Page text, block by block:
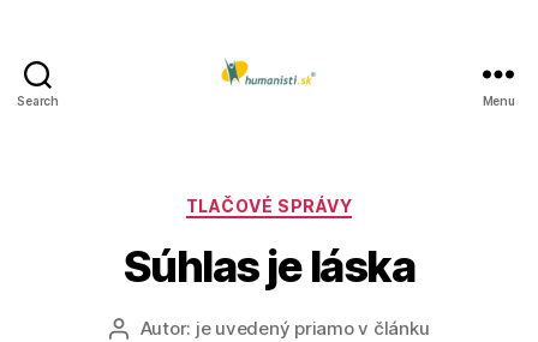
Search Menu
Kategórie
TLAČOVÉ SPRÁVY
Súhlas je láska
AutorAutor: je uvedený priamo v článku